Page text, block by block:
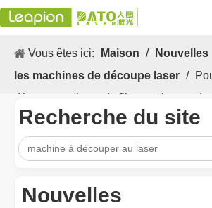
Vous êtes ici: Maison / Nouvelles
les machines de découpe laser /
découpe au laser de fibre est le grand
de la tôle de la tôle
Recherche du site
Nouvelles